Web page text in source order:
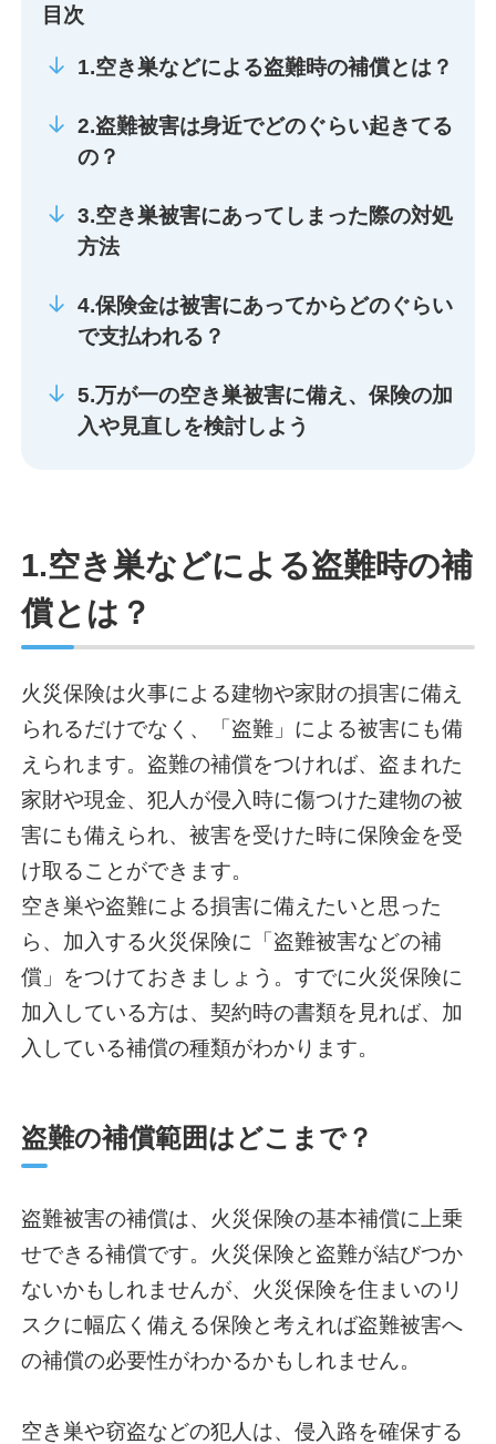
目次
1.空き巣などによる盗難時の補償とは？
2.盗難被害は身近でどのぐらい起きてる
の？
3.空き巣被害にあってしまった際の対処
方法
4.保険金は被害にあってからどのぐらい
で支払われる？
5.万が一の空き巣被害に備え、保険の加
入や見直しを検討しよう
1.空き巣などによる盗難時の補
償とは？
火災保険は火事による建物や家財の損害に備え
られるだけでなく、「盗難」による被害にも備
えられます。盗難の補償をつければ、盗まれた
家財や現金、犯人が侵入時に傷つけた建物の被
害にも備えられ、被害を受けた時に保険金を受
け取ることができます。
空き巣や盗難による損害に備えたいと思った
ら、加入する火災保険に「盗難被害などの補
償」をつけておきましょう。すでに火災保険に
加入している方は、契約時の書類を見れば、加
入している補償の種類がわかります。
盗難の補償範囲はどこまで？
盗難被害の補償は、火災保険の基本補償に上乗
せできる補償です。火災保険と盗難が結びつか
ないかもしれませんが、火災保険を住まいのリ
スクに幅広く備える保険と考えれば盗難被害へ
の補償の必要性がわかるかもしれません。
空き巣や窃盗などの犯人は、侵入路を確保する